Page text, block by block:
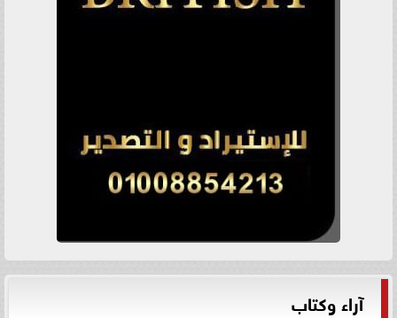
آراء وكتاب